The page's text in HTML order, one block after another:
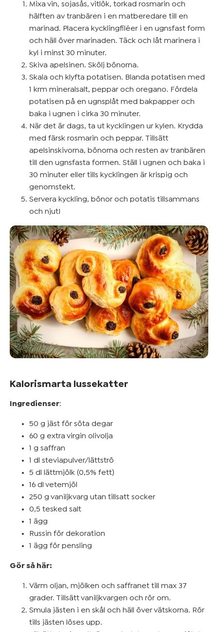
Mixa vin, sojasås, vitlök, torkad rosmarin och
hälften av tranbären i en matberedare till en
marinad. Placera kycklingfiléer i en ugnsfast form
och häll över marinaden. Täck och låt marinera i
kyl i minst 30 minuter.
Skiva apelsinen. Skölj bönorna.
Skala och klyfta potatisen. Blanda potatisen med
1 krm mineralsalt, peppar och oregano. Fördela
potatisen på en ugnsplåt med bakpapper och
baka i ugnen i cirka 30 minuter.
När det är dags, ta ut kycklingen ur kylen. Krydda
med färsk rosmarin och peppar. Tillsätt
apelsinskivorna, bönorna och resten av tranbären
till den ugnsfasta formen. Ställ i ugnen och baka i
30 minuter eller tills kycklingen är krispig och
genomstekt.
Servera kyckling, bönor och potatis tillsammans
och njut!
Kalorismarta lussekatter
Ingredienser:
50 g jäst för söta degar
60 g extra virgin olivolja
1 g saffran
1 dl steviapulver/lättströ
5 dl lättmjölk (0,5% fett)
16 dl vetemjöl
250 g vaniljkvarg utan tillsatt socker
0,5 tesked salt
1 ägg
Russin för dekoration
1 ägg för pensling
Gör så här:
Värm oljan, mjölken och saffranet till max 37
grader. Tillsätt vaniljkvargen och rör om.
Smula jästen i en skål och häll över vätskorna. Rör
tills jästen löses upp.